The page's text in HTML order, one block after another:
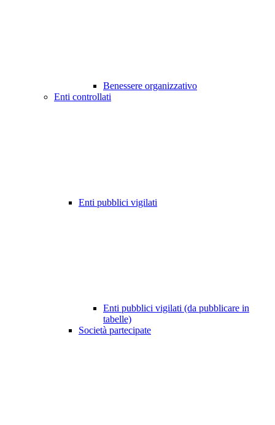
Benessere organizzativo
Enti controllati
Enti pubblici vigilati
Enti pubblici vigilati (da pubblicare in
tabelle)
Società partecipate